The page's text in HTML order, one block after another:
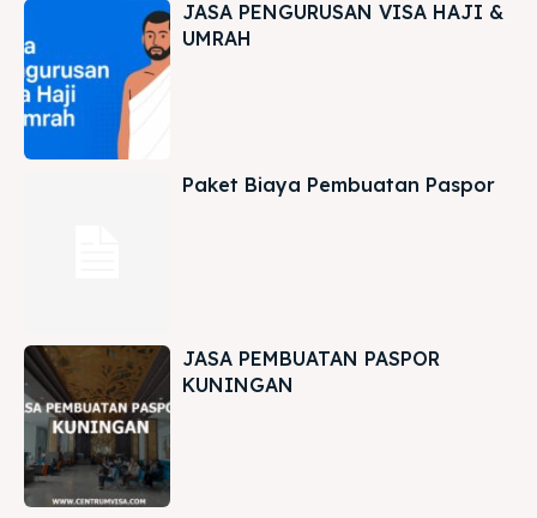
JASA PENGURUSAN VISA HAJI &
UMRAH
Paket Biaya Pembuatan Paspor
JASA PEMBUATAN PASPOR
KUNINGAN